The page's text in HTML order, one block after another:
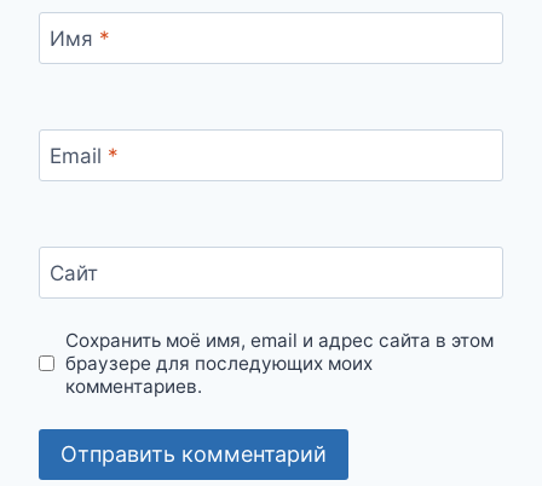
Имя *
Email *
Сайт
Сохранить моё имя, email и адрес сайта в этом
браузере для последующих моих
комментариев.